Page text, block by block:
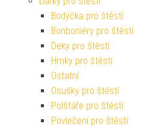
Bodýčka pro štěstí
Bonboniéry pro štěstí
Deky pro štěstí
Hrnky pro štěstí
Ostatní
Osušky pro štěstí
Polštáře pro štěstí
Povlečení pro štěstí